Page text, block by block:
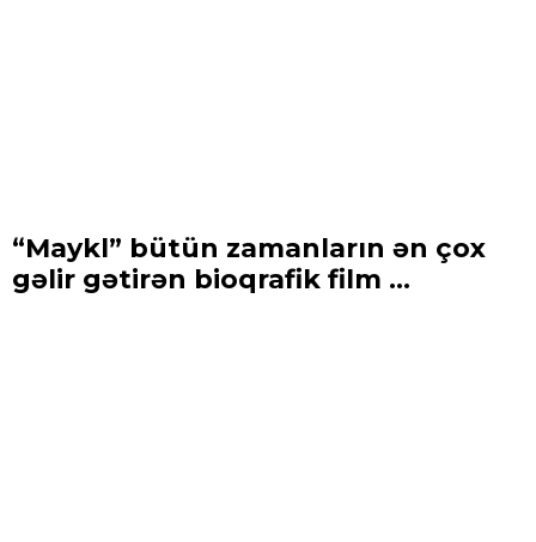
“Maykl” bütün zamanların ən çox
gəlir gətirən bioqrafik film ...